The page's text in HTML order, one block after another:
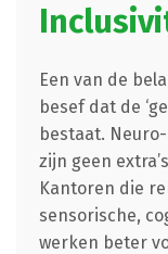
Een van de
besef dat de
bestaat.
zijn geen
Kantoren die
sensorische,
werken beter